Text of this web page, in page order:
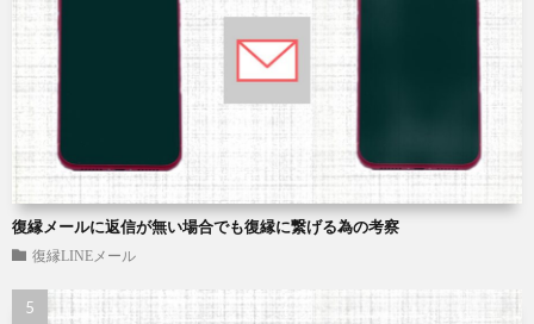
復縁メールに返信が無い場合でも復縁に繋げる為の考察
復縁LINEメール